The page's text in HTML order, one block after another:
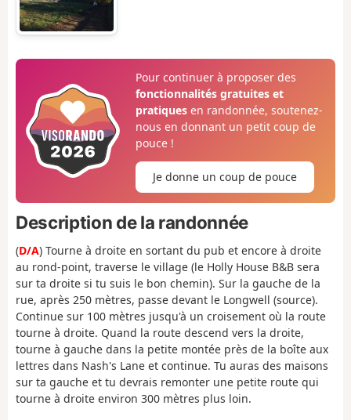
Pour continuer à proposer des
fonctionnalités gratuites et
pratiquesen randonnée, soutenez-
nous en donnant un petit coup de
pouce !
Je donne un coup de pouce
Description de la randonnée
(D/A) Tourne à droite en sortant du pub et encore à droite
au rond-point, traverse le village (le Holly House B&B sera
sur ta droite si tu suis le bon chemin). Sur la gauche de la
rue, après 250 mètres, passe devant le Longwell (source).
Continue sur 100 mètres jusqu'à un croisement où la route
tourne à droite. Quand la route descend vers la droite,
tourne à gauche dans la petite montée près de la boîte aux
lettres dans Nash's Lane et continue. Tu auras des maisons
sur ta gauche et tu devrais remonter une petite route qui
tourne à droite environ 300 mètres plus loin.